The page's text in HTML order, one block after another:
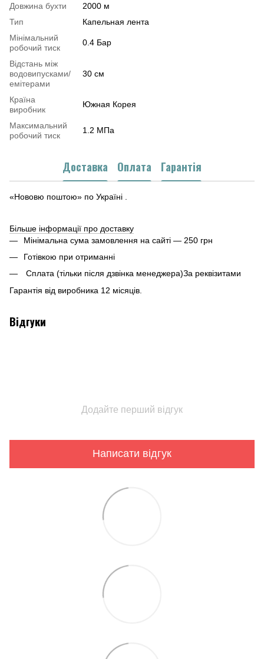
Довжина бухти
2000 м
Тип
Капельная лента
Мінімальний
робочий тиск
0.4 Бар
Відстань між
водовипусками/
емітерами
30 см
Країна
виробник
Южная Корея
Максимальний
робочий тиск
1.2 МПа
Доставка Оплата Гарантія
«Нововю поштою» по Україні .
Більше інформації про доставку
Мінімальна сума замовлення на сайті — 250 грн
Готівкою при отриманні
Сплата (тільки після дзвінка менеджера)За реквізитами
Гарантія від виробника 12 місяців.
Відгуки
Додайте перший відгук
Написати відгук